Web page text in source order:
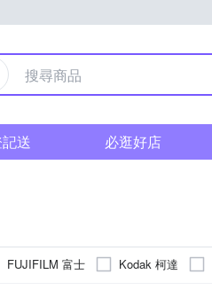
送 必逛好店
FUJIFILM 富士 Kodak 柯達